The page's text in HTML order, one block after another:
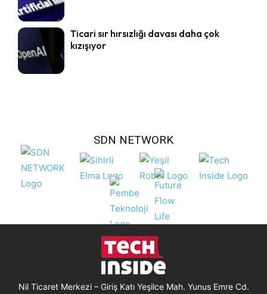
Ticari sır hırsızlığı davası daha çok
kızışıyor
SDN NETWORK
Nil Ticaret Merkezi – Giriş Katı Yeşilce Mah. Yunus Emre Cd.